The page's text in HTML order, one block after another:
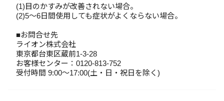
(1)目のかすみが改善されない場合。
(2)5～6日間使用しても症状がよくならない場合。
■お問合せ先
ライオン株式会社
東京都台東区蔵前1-3-28
お客様センター：0120-813-752
受付時間 9:00～17:00(土・日・祝日を除く)